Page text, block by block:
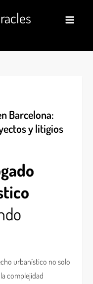
Barcelona:
y litigios
urbanístico no solo
complejidad